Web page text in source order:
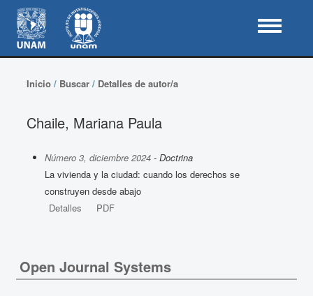
Inicio/ Buscar/ Detalles de autor/a
Chaile, Mariana Paula
Número 3, diciembre 2024- Doctrina
La vivienda y la ciudad: cuando los derechos se
construyen desde abajo
Detalles
PDF
Open Journal Systems